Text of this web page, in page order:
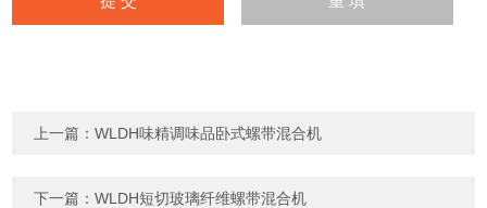
上一篇：WLDH味精调味品卧式螺带混合机
下一篇：WLDH短切玻璃纤维螺带混合机